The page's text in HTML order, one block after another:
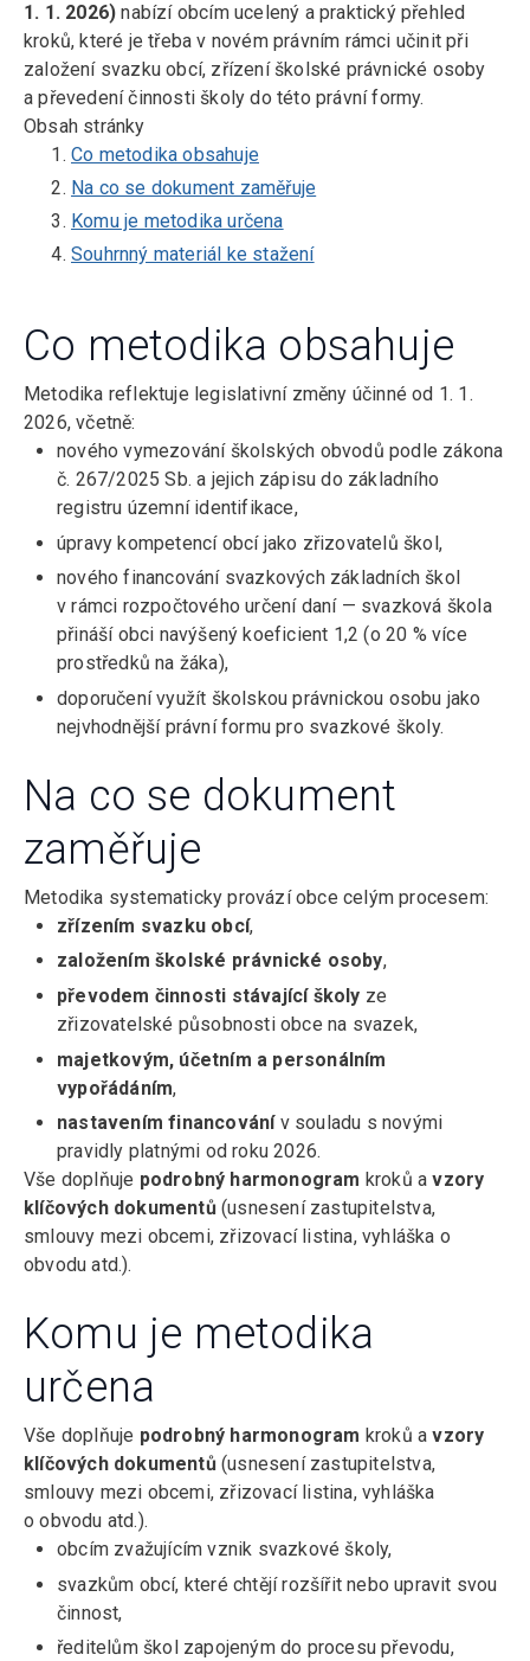
1. 1. 2026)nabízí obcím ucelený a praktický přehled
kroků, které je třeba v novém právním rámci učinit při
založení svazku obcí, zřízení školské právnické osoby
a převedení činnosti školy do této právní formy.
Obsah stránky
Co metodika obsahuje
Na co se dokument zaměřuje
Komu je metodika určena
Souhrnný materiál ke stažení
Co metodika obsahuje
Metodika reflektuje legislativní změny účinné od 1. 1.
2026, včetně:
nového vymezování školských obvodů podle zákona
č. 267/2025 Sb. a jejich zápisu do základního
registru územní identifikace,
úpravy kompetencí obcí jako zřizovatelů škol,
nového financování svazkových základních škol
v rámci rozpočtového určení daní — svazková škola
přináší obci navýšený koeficient 1,2 (o 20 % více
prostředků na žáka),
doporučení využít školskou právnickou osobu jako
nejvhodnější právní formu pro svazkové školy.
Na co se dokument
zaměřuje
Metodika systematicky provází obce celým procesem:
zřízením svazku obcí,
založením školské právnické osoby,
převodem činnosti stávající školy ze
zřizovatelské působnosti obce na svazek,
majetkovým, účetním a personálním
vypořádáním,
nastavením financovánív souladu s novými
pravidly platnými od roku 2026.
Vše doplňuje podrobný harmonogram kroků avzory
klíčových dokumentů(usnesení zastupitelstva,
smlouvy mezi obcemi, zřizovací listina, vyhláška o
obvodu atd.).
Komu je metodika
určena
Vše doplňuje podrobný harmonogram kroků avzory
klíčových dokumentů(usnesení zastupitelstva,
smlouvy mezi obcemi, zřizovací listina, vyhláška
o obvodu atd.).
obcím zvažujícím vznik svazkové školy,
svazkům obcí, které chtějí rozšířit nebo upravit svou
činnost,
ředitelům škol zapojeným do procesu převodu,